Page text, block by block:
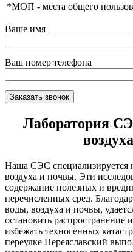
*МОП - места общего
Ваше имя
Ваш номер телефона
Лаборатория
Наша СЭС специализируется
воздуха и почвы. Эти
содержание полезных и
перечисленных сред.
воды, воздуха и почвы,
остановить
избежать техногенных
переулке Переяславский